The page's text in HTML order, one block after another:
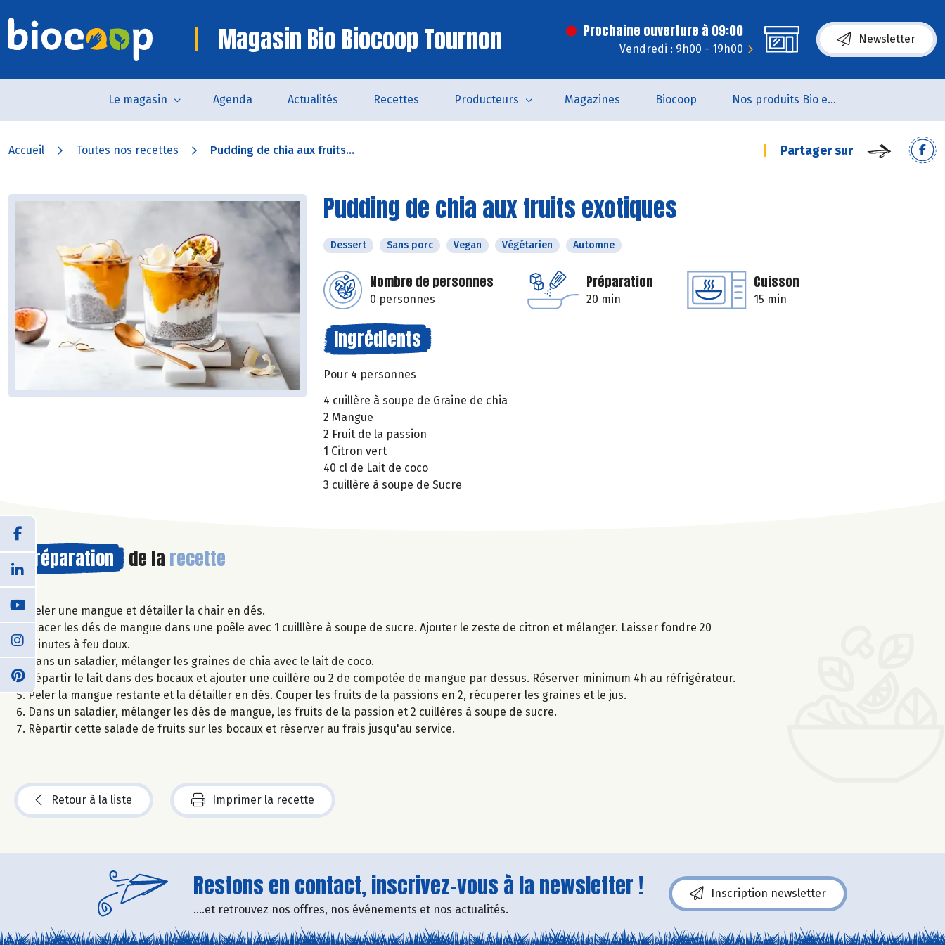
Magasin Bio Biocoop Tournon Prochaine ouverture à 09:00
Vendredi : 9h00 - 19h00
Newsletter
Le magasin Agenda Actualités Recettes Producteurs Magazines Biocoop Nos produits Bio et Locaux
Accueil Toutes nos recettes Pudding de chia aux fruits... Partager sur
Pudding de chia aux fruits exotiques
Dessert Sans porc Vegan Végétarien Automne
Nombre de personnes
0 personnes
Préparation
20 min
Cuisson
15 min
Ingrédients
Pour 4 personnes
4 cuillère à soupe de Graine de chia
2 Mangue
2 Fruit de la passion
1 Citron vert
40 cl de Lait de coco
3 cuillère à soupe de Sucre
Préparation de la recette
Peler une mangue et détailler la chair en dés.
Placer les dés de mangue dans une poêle avec 1 cuilllère à soupe de sucre. Ajouter le zeste de citron et mélanger. Laisser fondre 20
minutes à feu doux.
Dans un saladier, mélanger les graines de chia avec le lait de coco.
Répartir le lait dans des bocaux et ajouter une cuillère ou 2 de compotée de mangue par dessus. Réserver minimum 4h au réfrigérateur.
Peler la mangue restante et la détailler en dés. Couper les fruits de la passions en 2, récuperer les graines et le jus.
Dans un saladier, mélanger les dés de mangue, les fruits de la passion et 2 cuillères à soupe de sucre.
Répartir cette salade de fruits sur les bocaux et réserver au frais jusqu'au service.
Retour à la liste Imprimer la recette
Restons en contact, inscrivez-vous à la newsletter !
....et retrouvez nos offres, nos événements et nos actualités.
Inscription newsletter